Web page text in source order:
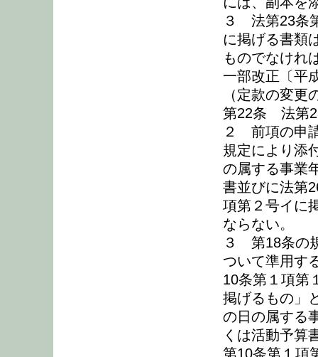
３ 法第23条
に掲げる書類
ものでなけれ
一部改正〔平
（定款の変更
第22条 法第
２ 前項の申
規定により添
の属する事業
書並びに法第
項第２号イに
ならない。
３ 第18条の
ついて準用す
10条第１項第
掲げるもの」
の日の属する
くは活動予算
第10条第１項